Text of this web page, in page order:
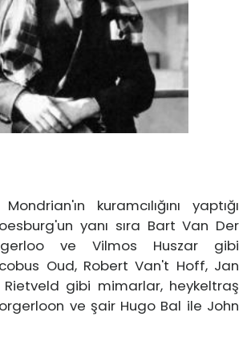
kuramcılığını yaptığı
yanı sıra Bart Van Der
ve Vilmos Huszar gibi
Oud, Robert Van't Hoff, Jan
gibi mimarlar, heykeltraş
ve şair Hugo Bal ile John